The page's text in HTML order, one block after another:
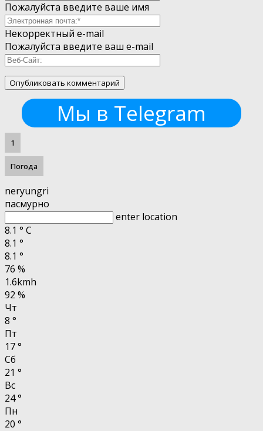
Пожалуйста введите ваше имя
Некорректный e-mail
Пожалуйста введите ваш e-mail
Мы в Telegram
1
Погода
neryungri
пасмурно
enter location
8.1 ° C
8.1 °
8.1 °
76 %
1.6kmh
92 %
Чт
8 °
Пт
17°
Сб
21 °
Вс
24°
Пн
20 °